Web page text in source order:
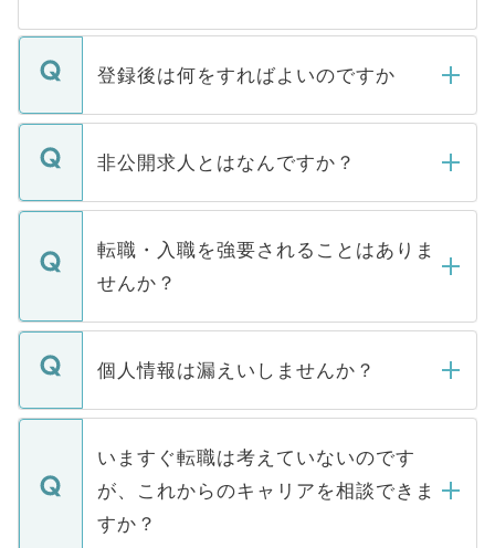
登録後は何をすればよいのですか
ご登録いただきましたら、弊社担当者がご
登録内容を確認し、その後メールもしくは
ます。通常、5営業日以内にはご連絡をせて
いただきますので、しばらくお待ちくださ
非公開求人とはなんですか？
マイナビDOCTORで取り扱っている求人の
うち約3割は、Webサイトからご覧いただ
けない「非公開求人」です。非公開求人は
下記の理由によって、一般には公開してい
ません。
■応募殺到を避けるため 人気のある医療機
関を公にしてしまうと、応募が殺到する場
に、医療機関が求める条件に合った人材の
みを人材紹介会社に依頼するケースが増え
ています。
転職・入職を強要されることはありま
せんか？
転職・入職を強要することは一切ありませ
ん。また、仮に応募先から内定をいただい
定を承諾する必要はありません。内定先へ
の辞退の連絡はキャリアパートナーが行い
個人情報は漏えいしませんか？
個人情報が漏えいすることはありませんの
で、ご安心ください。当サイトからの登録
などで収集したご登録者様の個人情報は、
ご本人のキャリアアップおよび転職活動の
支援を目的に使用いたします。お預かりし
いますぐ転職は考えていないのです
が、これからのキャリアを相談できま
すか？